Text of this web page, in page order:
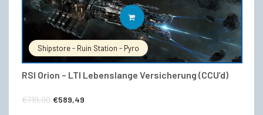
Shipstore - Ruin Station - Pyro
RSI Orion – LTI Lebenslange Versicherung (CCU’d)
€719,00 Ursprünglicher
€589,49
IN DEN WARENKORB